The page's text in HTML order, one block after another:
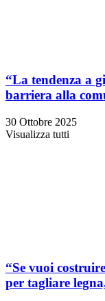
“La tendenza a
barriera alla
30 Ottobre 2025
Visualizza tutti
“Se vuoi
per tagliare